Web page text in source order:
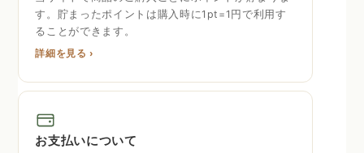
す。貯まったポイントは購入時に1pt=1円で利用す
ることができます。
詳細を見る ›
お支払いについて